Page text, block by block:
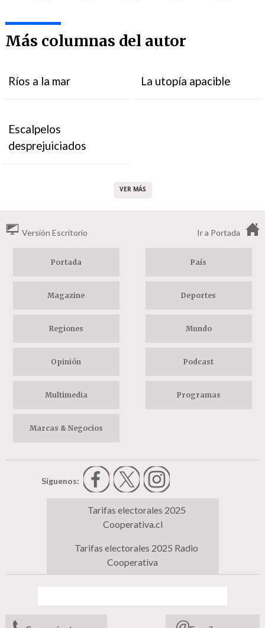
Más columnas del autor
Ríos a la mar La utopía apacible
Escalpelos
desprejuiciados
VER MÁS
Versión Escritorio Ir a Portada
Portada País
Magazine Deportes
Regiones Mundo
Opinión Podcast
Multimedia Programas
Marcas & Negocios
Síguenos:
Tarifas electorales 2025
Cooperativa.cl
Tarifas electorales 2025 Radio
Cooperativa